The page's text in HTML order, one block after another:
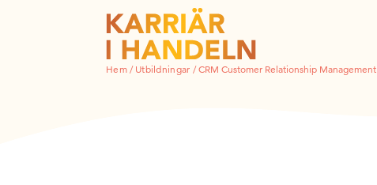
Hem/ Utbildningar /CRM Customer Relationship Management